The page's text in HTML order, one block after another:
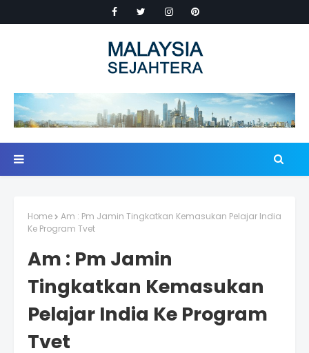
Home
Am : Pm Jamin Tingkatkan Kemasukan Pelajar India
Ke Program Tvet
Am : Pm Jamin
Tingkatkan Kemasukan
Pelajar India Ke Program
Tvet